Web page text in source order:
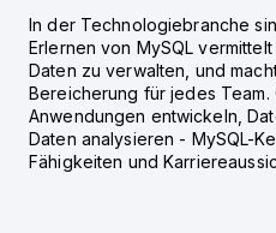
In der Technologiebranche
Erlernen von MySQL
Daten zu verwalten, und
Bereicherung für jedes Team.
Anwendungen entwickeln,
Daten analysieren - MySQL-
Fähigkeiten und